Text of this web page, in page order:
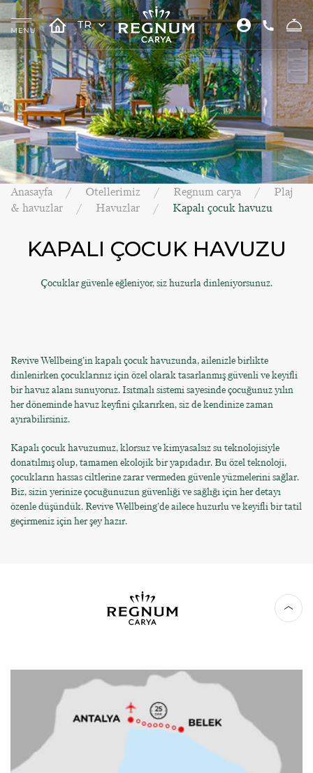
TR
Anasayfa Otellerimiz Regnum carya
Plaj
& havuzlar
Havuzlar Kapalı çocuk havuzu
KAPALI ÇOCUK HAVUZU
Çocuklar güvenle eğleniyor, siz huzurla dinleniyorsunuz.
Revive Wellbeing’in kapalı çocuk havuzunda, ailenizle birlikte
dinlenirken çocuklarınız için özel olarak tasarlanmış güvenli ve keyifli
bir havuz alanı sunuyoruz. Isıtmalı sistemi sayesinde çocuğunuz yılın
her döneminde havuz keyfini çıkarırken, siz de kendinize zaman
ayırabilirsiniz.
Kapalı çocuk havuzumuz, klorsuz ve kimyasalsız su teknolojisiyle
donatılmış olup, tamamen ekolojik bir yapıdadır. Bu özel teknoloji,
çocukların hassas ciltlerine zarar vermeden güvenle yüzmelerini sağlar.
Biz, sizin yerinize çocuğunuzun güvenliği ve sağlığı için her detayı
özenle düşündük. Revive Wellbeing’de ailece huzurlu ve keyifli bir tatil
geçirmeniz için her şey hazır.